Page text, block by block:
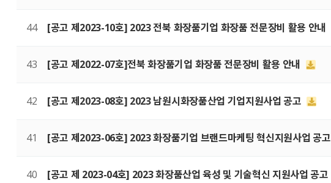
44 [공고 제2023-10호] 2023 전북 화장품기업 화장품 전문장비 활용 안내
43 [공고 제2022-07호]전북 화장품기업 화장품 전문장비 활용 안내
42 [공고 제2023-08호] 2023 남원시화장품산업 기업지원사업 공고
41 [공고 제2023-06호] 2023 화장품기업 브랜드마케팅 혁신지원사업 공고
40 [공고 제 2023-04호] 2023 화장품산업 육성 및 기술혁신 지원사업 공고